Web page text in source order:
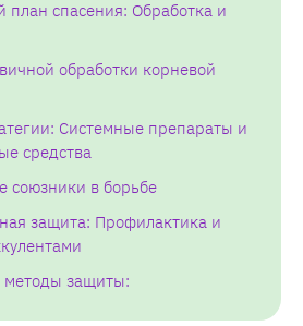
план спасения: Обработка и
обработки корневой
Системные препараты и
средства
союзники в борьбе
защита: Профилактика и
защиты: